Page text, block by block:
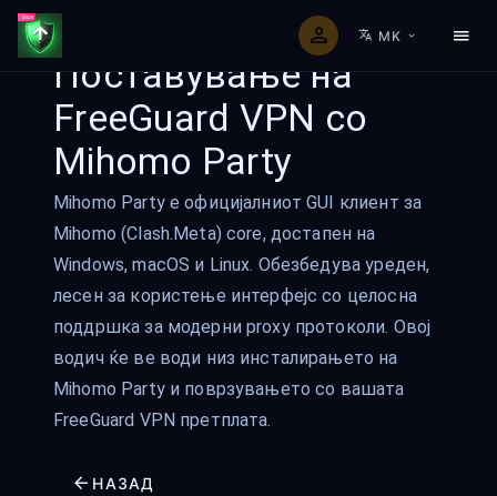
MK
Поставување на
FreeGuard VPN со
Mihomo Party
Mihomo Party е официјалниот GUI клиент за
Mihomo (Clash.Meta) core, достапен на
Windows, macOS и Linux. Обезбедува уреден,
лесен за користење интерфејс со целосна
поддршка за модерни proxy протоколи. Овој
водич ќе ве води низ инсталирањето на
Mihomo Party и поврзувањето со вашата
FreeGuard VPN претплата.
НАЗАД